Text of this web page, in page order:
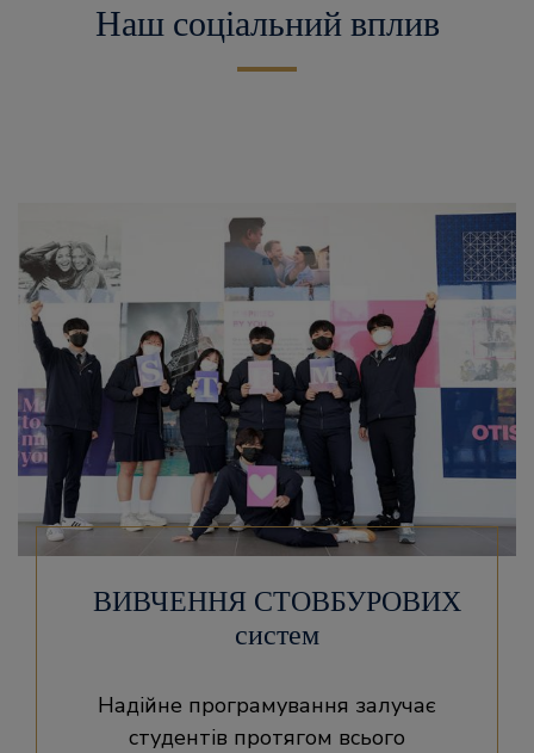
Наш соціальний вплив
ВИВЧЕННЯ СТОВБУРОВИХ
систем
Надійне програмування залучає
студентів протягом всього